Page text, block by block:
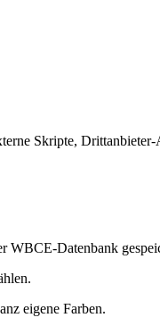
Skripte,
WBCE-Datenbank
eigene Farben.